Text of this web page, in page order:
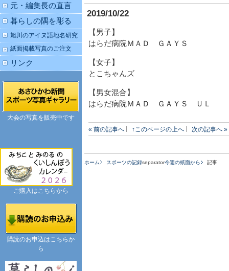
2019/10/22
【男子】
はらだ病院ＭＡＤ ＧＡＹＳ
【女子】
とこちゃんズ
【男女混合】
はらだ病院ＭＡＤ ＧＡＹＳ ＵＬ
« 前の記事へ ↑このページの上へ 次の記事へ »
ホーム スポーツの記録separator今週の紙面から 記事
元・編集長の直言
暮らしの隅を彫る
旭川のアイヌ語地名研究
紙面掲載写真のご注文
リンク
大会の写真を販売中です
ご購入はこちらから
購読のお申込はこちらか
ら